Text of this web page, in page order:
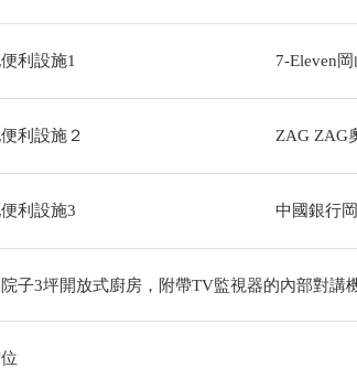
利設施1 7-Eleven
利設施２ ZAG ZAG
利設施3 中國銀行
子3坪開放式廚房，附帶TV監視器的內部對講